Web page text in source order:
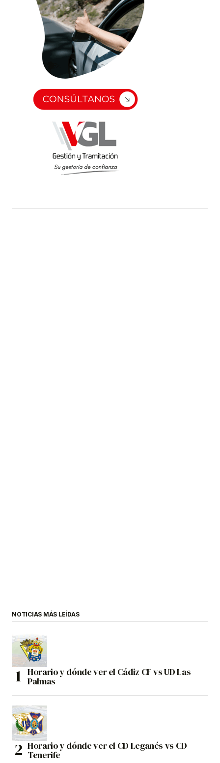
NOTICIAS MÁS LEÍDAS
Horario y dónde ver el Cádiz CF vs UD Las
Palmas
Horario y dónde ver el CD Leganés vs CD
Tenerife